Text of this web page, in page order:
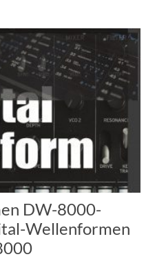
DW-8000-
Wellenformen